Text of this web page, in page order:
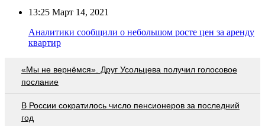
13:25 Март 14, 2021
Аналитики сообщили о небольшом росте цен за аренду
квартир
«Мы не вернёмся». Друг Усольцева получил голосовое
послание
В России сократилось число пенсионеров за последний
год